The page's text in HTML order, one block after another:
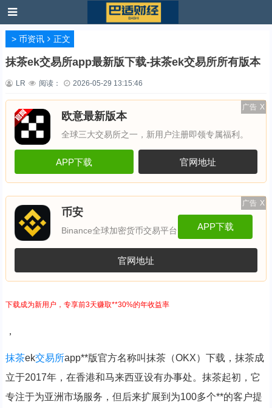
> 币资讯 正文
抹茶ek交易所app最新版下载-抹茶ek交易所所有版本
LR 阅读： 2026-05-29 13:15:46
广告 X
欧意最新版本
全球三大交易所之一，新用户注册即领专属福利。
APP下载 官网地址
广告 X
币安
Binance全球加密货币交易平台 APP下载
官网地址
下载成为新用户，专享前3天赚取**30%的年收益率
，
抹茶ek交易所app**版官方名称叫抹茶（OKX）下载，抹茶成
立于2017年，在香港和马来西亚设有办事处。抹茶起初，它
专注于为亚洲市场服务，但后来扩展到为100多个**的客户提